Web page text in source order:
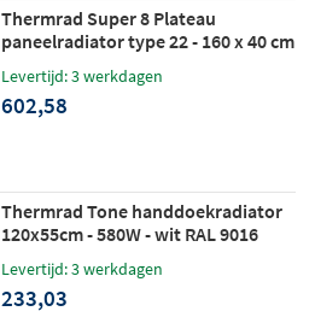
Thermrad Super 8 Plateau
paneelradiator type 22 - 160 x 40 cm
Levertijd: 3 werkdagen
602,58
Thermrad Tone handdoekradiator
120x55cm - 580W - wit RAL 9016
Levertijd: 3 werkdagen
233,03